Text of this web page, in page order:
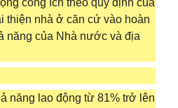
công ích theo quy định của
thiện nhà ở căn cứ vào hoàn
năng của Nhà nước và địa
năng lao động từ 81% trở lên